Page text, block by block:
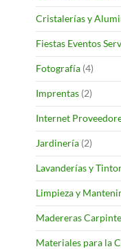
Cristalerías y
Fiestas Eventos
Fotografía (4)
Imprentas (2)
Internet
Jardinería (2)
Lavanderías y
Limpieza y
Madereras
Materiales para la